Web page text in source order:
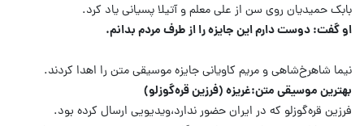
بابک حمیدیان روی سن از علی معلم و آتیلا پسیانی یاد کرد.
او گفت: دوست دارم این جایزه را از طرف مردم بدانم.
نیما شاهرخ‌شاهی و مریم کاویانی جایزه موسیقی متن را اهدا کردند.
بهترین موسیقی متن:غریزه (فرزین قره‌گوزلو)
فرزین قره‌گوزلو که در ایران حضور ندارد،ویدیویی ارسال کرده بود.